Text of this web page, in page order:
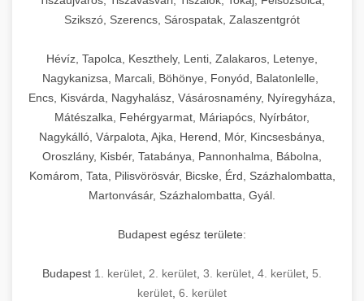
Szikszó, Szerencs, Sárospatak, Zalaszentgrót
Hévíz, Tapolca, Keszthely, Lenti, Zalakaros, Letenye,
Nagykanizsa, Marcali, Böhönye, Fonyód, Balatonlelle,
Encs, Kisvárda, Nagyhalász, Vásárosnamény, Nyíregyháza,
Mátészalka, Fehérgyarmat, Máriapócs, Nyírbátor,
Nagykálló, Várpalota, Ajka, Herend, Mór, Kincsesbánya,
Oroszlány, Kisbér, Tatabánya, Pannonhalma, Bábolna,
Komárom, Tata, Pilisvörösvár, Bicske, Érd, Százhalombatta,
Martonvásár, Százhalombatta, Gyál.
Budapest egész területe:
Budapest 1. kerület 2. kerület 3. kerület 4. kerület 5.
kerület 6. kerület